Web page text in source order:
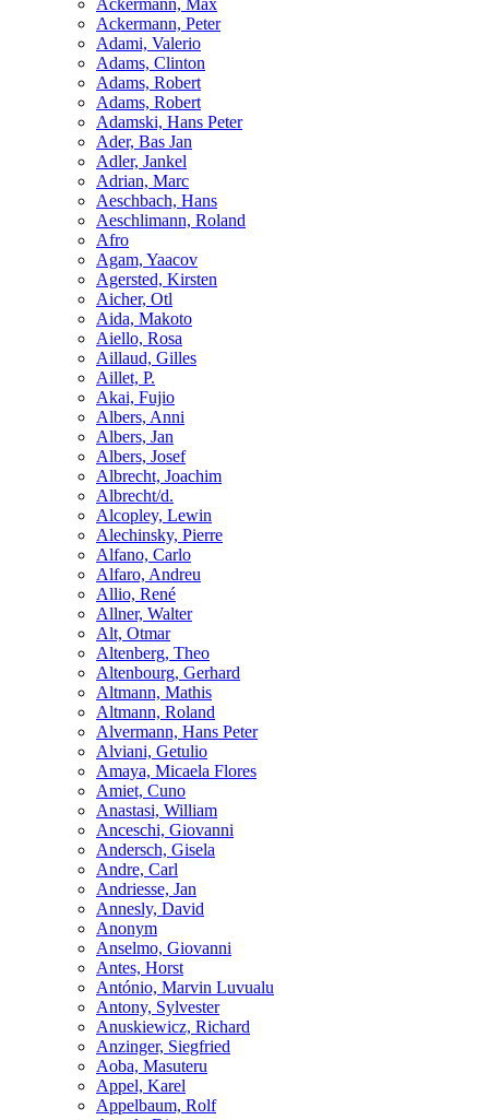
Ackermann, Peter
Adami, Valerio
Adams, Clinton
Adams, Robert
Adams, Robert
Adamski, Hans Peter
Ader, Bas Jan
Adler, Jankel
Adrian, Marc
Aeschbach, Hans
Aeschlimann, Roland
Afro
Agam, Yaacov
Agersted, Kirsten
Aicher, Otl
Aida, Makoto
Aiello, Rosa
Aillaud, Gilles
Aillet, P.
Akai, Fujio
Albers, Anni
Albers, Jan
Albers, Josef
Albrecht, Joachim
Albrecht/d.
Alcopley, Lewin
Alechinsky, Pierre
Alfano, Carlo
Alfaro, Andreu
Allio, René
Allner, Walter
Alt, Otmar
Altenberg, Theo
Altenbourg, Gerhard
Altmann, Mathis
Altmann, Roland
Alvermann, Hans Peter
Alviani, Getulio
Amaya, Micaela Flores
Amiet, Cuno
Anastasi, William
Anceschi, Giovanni
Andersch, Gisela
Andre, Carl
Andriesse, Jan
Annesly, David
Anonym
Anselmo, Giovanni
Antes, Horst
António, Marvin Luvualu
Antony, Sylvester
Anuskiewicz, Richard
Anzinger, Siegfried
Aoba, Masuteru
Appel, Karel
Appelbaum, Rolf